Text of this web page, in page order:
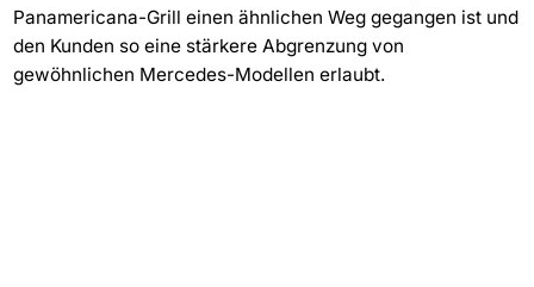
Panamericana-Grill einen ähnlichen Weg gegangen ist und
den Kunden so eine stärkere Abgrenzung von
gewöhnlichen Mercedes-Modellen erlaubt.